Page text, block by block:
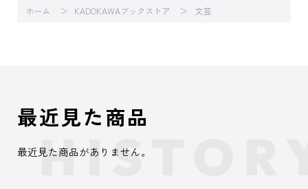
ホーム KADOKAWAブックストア 文芸
最近見た商品
最近見た商品がありません。